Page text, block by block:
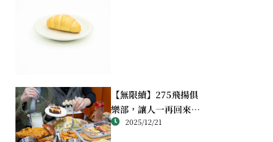
【無限續】275飛揚俱
樂部，讓人一再回來
的，是那份被好好照顧
2025/12/21